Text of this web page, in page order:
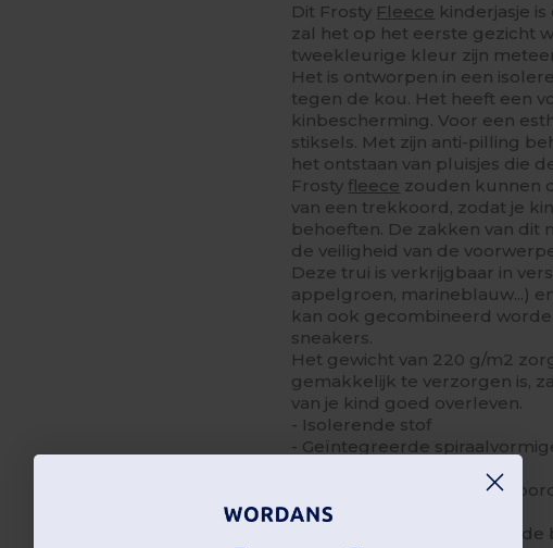
Dit Frosty Fleece kinderjasje
zal het op het eerste gezicht
tweekleurige kleur zijn
Het is ontworpen in een
tegen de kou. Het heeft een
kinbescherming. Voor een
stiksels. Met zijn anti-pilling
het ontstaan van pluisjes die
Frosty fleece zouden kunnen
van een trekkoord, zodat je
behoeften. De zakken van dit
de veiligheid van de
Deze trui is verkrijgbaar in
appelgroen, marineblauw...)
kan ook gecombineerd
sneakers.
Het gewicht van 220 g/m2
gemakkelijk te verzorgen is,
van je kind goed overleven.
- Isolerende stof
- Geïntegreerde
- Zakken met ritssluiting
- Onderste rand met
- Decoratieve stiksels
- Anti-pilling afwerking aan